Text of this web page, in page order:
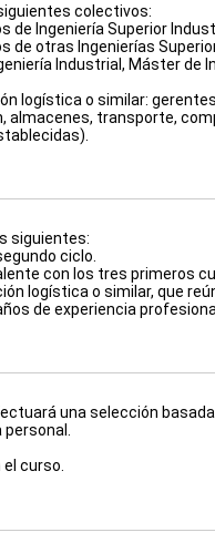
colectivos:
Ingeniería Superior
otras Ingenierías
Industrial, Máster de
logística o similar:
almacenes, transporte,
siguientes:
ciclo.
con los tres primeros
logística o similar, que
de experiencia profesional.
una selección
curso.